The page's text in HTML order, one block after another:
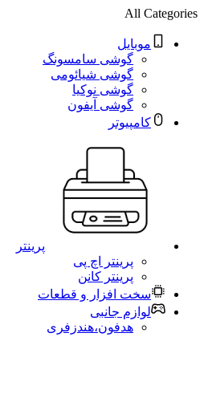
All Categories
موبایل
گوشی سامسونگ
گوشی شیائومی
گوشی نوکیا
گوشی آیفون
کامپیوتر
پرینتر
پرینتر اچ پی
پرینتر کانن
سخت افزار و قطعات
لوازم جانبی
هدفون،هندزفری